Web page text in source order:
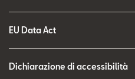
EU Data Act
Dichiarazione di accessibilità